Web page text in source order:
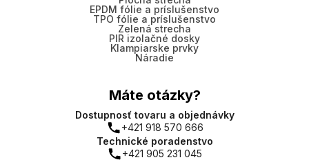
EPDM fólie a príslušenstvo
TPO fólie a príslušenstvo
Zelená strecha
PIR izolačné dosky
Klampiarske prvky
Náradie
Máte otázky?
Dostupnosť tovaru a objednávky
+421 918 570 666
Technické poradenstvo
+421 905 231 045